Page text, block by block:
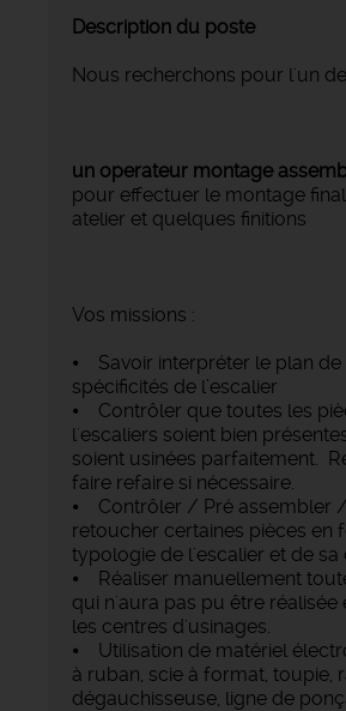
Description du poste
Nous recherchons pour l'un
un operateur montage
pour effectuer le montage
atelier et quelques finitions
Vos missions :
⦁ Savoir interpréter le plan de
spécificités de l’escalier
⦁ Contrôler que toutes les
l'escaliers soient bien
soient usinées parfaitement.
faire refaire si nécessaire.
⦁ Contrôler / Pré assembler
retoucher certaines pièces en
typologie de l'escalier et de sa
⦁ Réaliser manuellement
qui n'aura pas pu être réalisée
les centres d'usinages.
⦁ Utilisation de matériel
à ruban, scie à format, toupie,
dégauchisseuse, ligne de